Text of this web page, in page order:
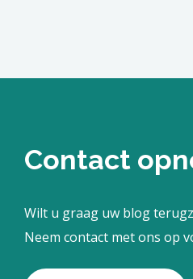
Contact
Wilt u graag uw blog
Neem contact met ons op